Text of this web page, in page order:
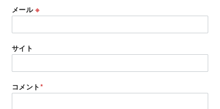
メール ※
サイト
コメント*